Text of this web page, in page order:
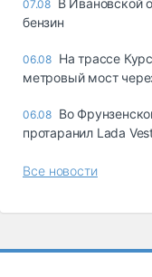
07.08 В Ивановской
бензин
06.08 На трассе
метровый мост
06.08 Во
протаранил Lada
Все новости